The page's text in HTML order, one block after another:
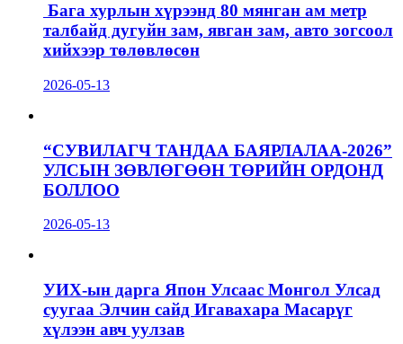
Бага хурлын хүрээнд 80 мянган ам метр
талбайд дугуйн зам, явган зам, авто зогсоол
хийхээр төлөвлөсөн
2026-05-13
“СУВИЛАГЧ ТАНДАА БАЯРЛАЛАА-2026”
УЛСЫН ЗӨВЛӨГӨӨН ТӨРИЙН ОРДОНД
БОЛЛОО
2026-05-13
УИХ-ын дарга Япон Улсаас Монгол Улсад
суугаа Элчин сайд Игавахара Масарүг
хүлээн авч уулзав